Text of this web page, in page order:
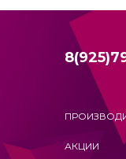
АКЦИИ